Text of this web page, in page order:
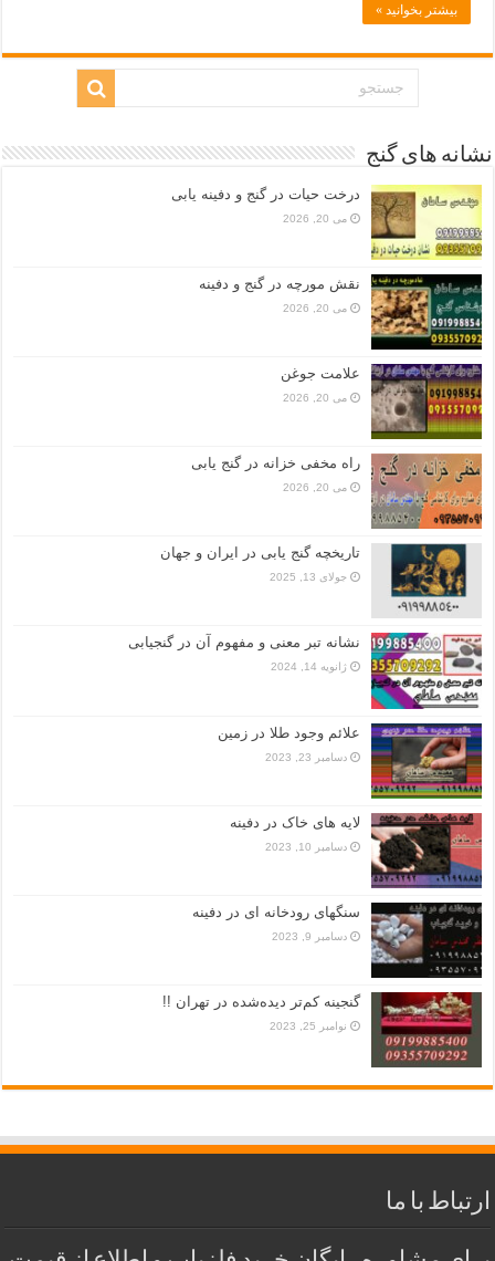
بیشتر بخوانید »
نشانه های گنج
درخت حیات در گنج و دفینه یابی
می 20, 2026
نقش مورچه در گنج و دفینه
می 20, 2026
علامت جوغن
می 20, 2026
راه مخفی خزانه در گنج یابی
می 20, 2026
تاریخچه گنج‌ یابی در ایران و جهان
جولای 13, 2025
نشانه تبر معنی و مفهوم آن در گنجیابی
ژانویه 14, 2024
علائم وجود طلا در زمین
دسامبر 23, 2023
لایه های خاک در دفینه
دسامبر 10, 2023
سنگهای رودخانه ای در دفینه
دسامبر 9, 2023
گنجینه کم‌تر دیده‌شده در تهران !!
نوامبر 25, 2023
ارتباط با ما